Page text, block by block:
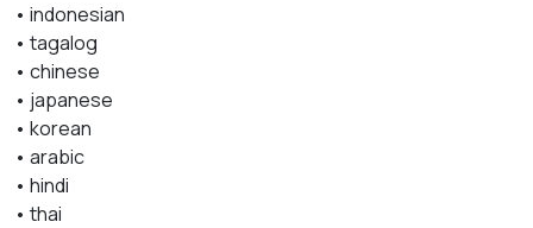
• indonesian
• tagalog
• chinese
• japanese
• korean
• arabic
• hindi
• thai